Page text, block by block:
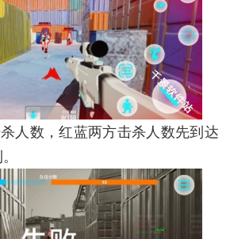
人数，红蓝两方击杀人数先到达